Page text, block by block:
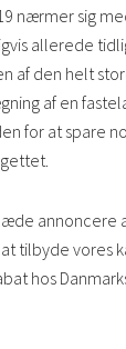
nærmer sig
allerede
af den helt
af en
for at spare
annoncere
tilbyde vores
hos